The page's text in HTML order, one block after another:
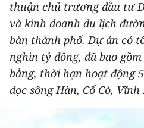
PHÁP LUẬT
DU LỊCH
THẾ GIỚI
THỂ THAO
thuận chủ trương đầu tư
và kinh doanh du lịch
bàn thành phố. Dự án có
nghìn tỷ đồng, đã bao
bằng, thời hạn hoạt động
dọc sông Hàn, Cổ Cò,